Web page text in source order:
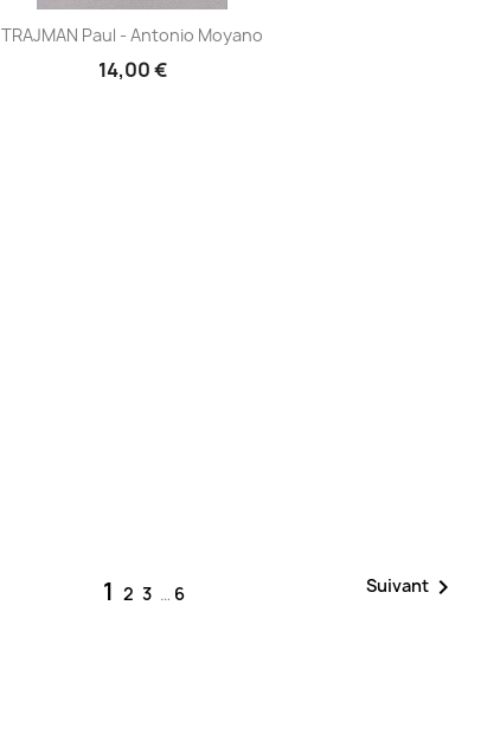
TRAJMAN Paul - Antonio Moyano
14,00 €
Aperçu
1 2 3 … 6 Suivant